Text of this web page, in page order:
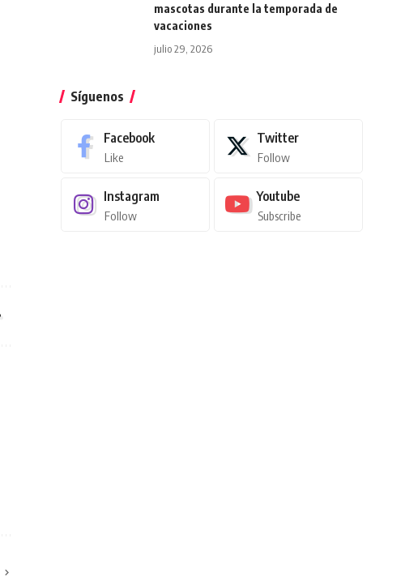
mascotas durante la temporada de
vacaciones
julio 29, 2026
Síguenos
Facebook
Like
Twitter
Follow
Instagram
Follow
Youtube
Subscribe